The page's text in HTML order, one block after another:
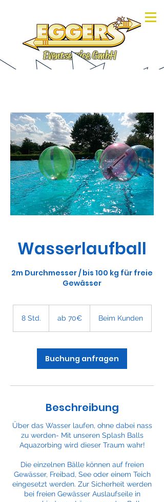
Eventservice GmbH
Wasserlaufball
2m Durchmesser / bis 100 kg für freie
Gewässer
8 Std.
d
ab 70€ Beim Kunden
Buchung anfragen
Beschreibung
Über das Wasser laufen, ohne dabei nass
zu werden- Mit unseren Splash Balls
Aquazorbing wird dieser Traum wahr!
Die einzelnen Bälle können auf freien
Gewässer, Freibad, See oder einem Teich
eingesetzt werden. Zur Sicherheit werden
bei freien Gewässer Auslaufseile in